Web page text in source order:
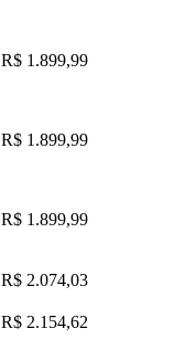
R$ 1.899,99
R$ 1.899,99
R$ 1.899,99
R$ 2.074,03
R$ 2.154,62